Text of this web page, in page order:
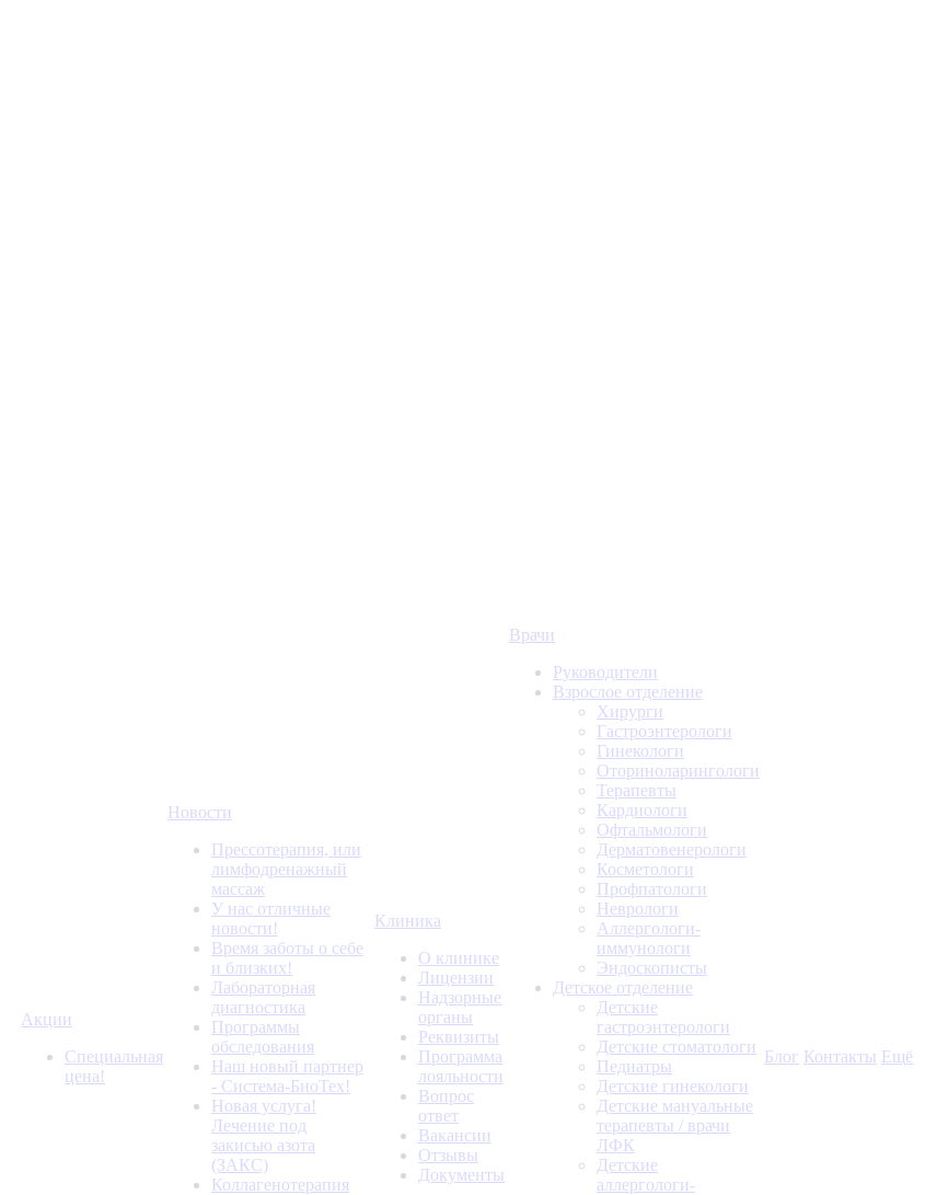
Акции
Специальная
цена!
Новости
Прессотерапия, или
лимфодренажный
массаж
У нас отличные
новости!
Время заботы о себе
и близких!
Лабораторная
диагностика
Программы
обследования
Наш новый партнер
- Система-БиоТех!
Новая услуга!
Лечение под
закисью азота
(ЗАКС)
Коллагенотерапия
Клиника
О клинике
Лицензии
Надзорные
органы
Реквизиты
Программа
лояльности
Вопрос
ответ
Вакансии
Отзывы
Документы
Врачи
Руководители
Взрослое отделение
Хирурги
Гастроэнтерологи
Гинекологи
Оториноларингологи
Терапевты
Кардиологи
Офтальмологи
Дерматовенерологи
Косметологи
Профпатологи
Неврологи
Аллергологи-
иммунологи
Эндоскописты
Детское отделение
Детские
гастроэнтерологи
Детские стоматологи
Педиатры
Детские гинекологи
Детские мануальные
терапевты / врачи
ЛФК
Детские
аллергологи-
Блог Контакты Ещё